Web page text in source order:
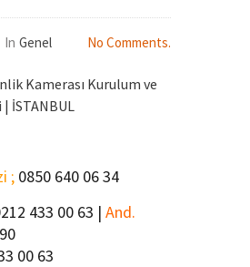
In Genel No Comments.
Kamerası Kurulum ve
İSTANBUL
; 0850 640 06 34
433 00 63 | And.
00 63